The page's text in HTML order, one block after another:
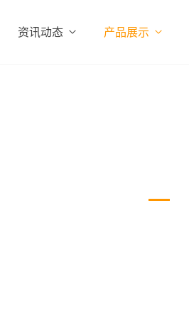
资讯动态 产品展示